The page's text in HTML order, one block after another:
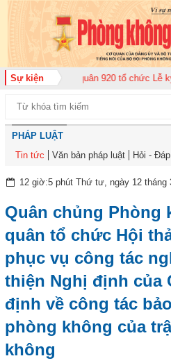
Sự kiện
Không quân 920 tổ chức Lễ kỷ niệm
PHÁP LUẬT
Tin tức
Văn bản pháp luật Hỏi - Đáp
12 giờ:5 phút Thứ tư, ngày 12 tháng
Quân chủng Phòng
quân tổ chức Hội
phục vụ công tác
thiện Nghị định của
định về công tác
phòng không của
không